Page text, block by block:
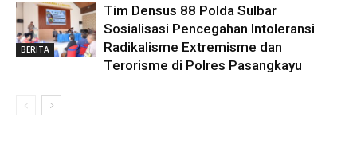
BERITA
Tim Densus 88 Polda Sulbar
Sosialisasi Pencegahan Intoleransi
Radikalisme Extremisme dan
Terorisme di Polres Pasangkayu